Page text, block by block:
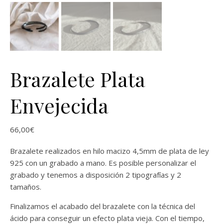
Brazalete Plata
Envejecida
66,00€
Brazalete realizados en hilo macizo 4,5mm de plata de ley
925 con un grabado a mano. Es posible personalizar el
grabado y tenemos a disposición 2 tipografías y 2
tamaños.
Finalizamos el acabado del brazalete con la técnica del
ácido para conseguir un efecto plata vieja. Con el tiempo,